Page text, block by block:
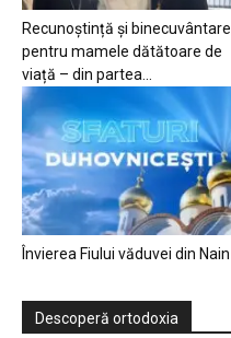
Recunoștință și binecuvântare
pentru mamele dătătoare de
viață – din partea...
Învierea Fiului văduvei din Nain
Descoperă ortodoxia